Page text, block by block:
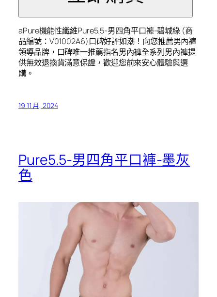
aPure機能性纖維Pure5.5-男四角平口褲-碧城綠 (商
品編號：V01002A6)口碑好評如潮！向您推薦男內褲
領導品牌，口碑唯一推薦指名男內褲全系列男內褲提
供無效退換貨滿意保證，歡迎您前來安心體驗與選
購。
19 11 月, 2024
Pure5.5-男四角平口褲-墨灰
色